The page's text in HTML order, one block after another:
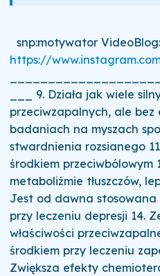
snp:motywator VideoBlog:
https://
___ 9. Działa jak wiele
przeciwzapalnych, ale bez
badaniach na myszach
stwardnienia rozsianego
środkiem przeciwbólowym
metaboliźmie tłuszczów,
Jest od dawna stosowana
przy leczeniu depresji 14.
właściwości
środkiem przy leczeniu
Zwiększa efekty